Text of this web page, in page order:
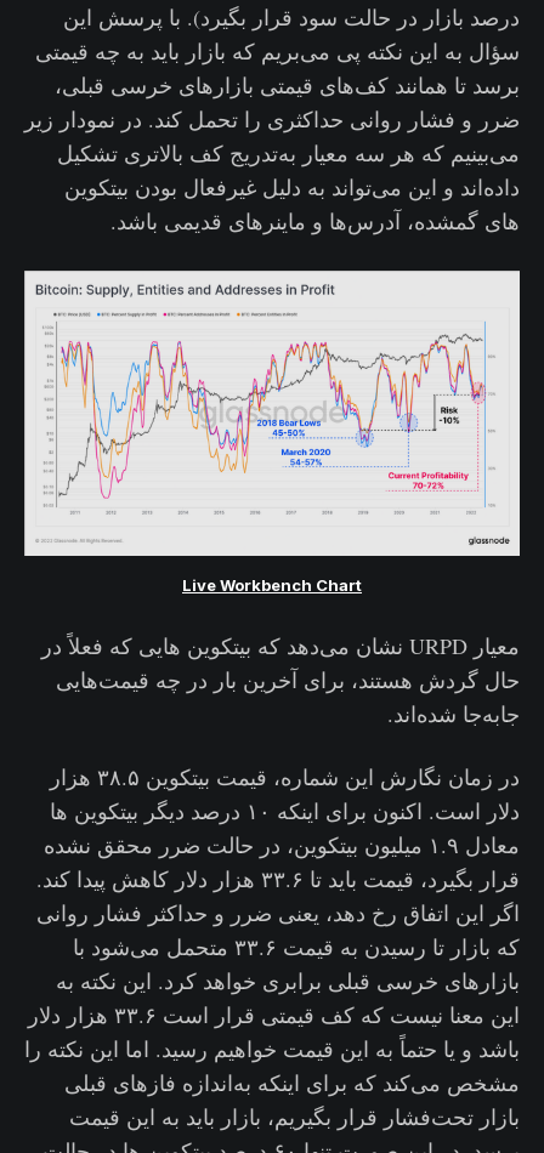
درصد بازار در حالت سود قرار بگیرد). با پرسش این
سؤال به این نکته پی می‌بریم که بازار باید به چه قیمتی
برسد تا همانند کف‌های قیمتی بازارهای خرسی قبلی،
ضرر و فشار روانی حداکثری را تحمل کند. در نمودار زیر
می‌بینیم که هر سه معیار به‌تدریج کف بالاتری تشکیل
داده‌اند و این می‌تواند به دلیل غیرفعال بودن بیتکوین
های گمشده، آدرس‌ها و ماینرهای قدیمی باشد.
Live Workbench Chart
معیار URPD نشان می‌دهد که بیتکوین هایی که فعلاً در
حال گردش هستند، برای آخرین بار در چه قیمت‌هایی
جابه‌جا شده‌اند.
در زمان نگارش این شماره، قیمت بیتکوین ۳۸.۵ هزار
دلار است. اکنون برای اینکه ۱۰ درصد دیگر بیتکوین ها
معادل ۱.۹ میلیون بیتکوین، در حالت ضرر محقق نشده
قرار بگیرد، قیمت باید تا ۳۳.۶ هزار دلار کاهش پیدا کند.
اگر این اتفاق رخ دهد، یعنی ضرر و حداکثر فشار روانی
که بازار تا رسیدن به قیمت ۳۳.۶ متحمل می‌شود با
بازارهای خرسی قبلی برابری خواهد کرد. این نکته به
این معنا نیست که کف قیمتی قرار است ۳۳.۶ هزار دلار
باشد و یا حتماً به این قیمت خواهیم رسید. اما این نکته را
مشخص می‌کند که برای اینکه به‌اندازه فازهای قبلی
بازار تحت‌فشار قرار بگیریم، بازار باید به این قیمت